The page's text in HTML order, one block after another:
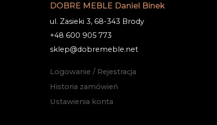
DOBRE MEBLE Daniel Binek
ul. Zasieki 3, 68-343 Brody
+48 600 905 773
sklep@dobremeble.net
Logowanie / Rejestracja
Historia zamówień
Ustawienia konta